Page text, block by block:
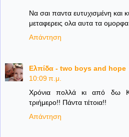
Να σαι παντα ευτυχισμένη και
μεταφερεις ολα αυτα τα
Απάντηση
Ελπίδα - two boys and hope
10:09 π.μ.
Χρόνια πολλά κι από δω
τριήμερο!! Πάντα τέτοια!!
Απάντηση